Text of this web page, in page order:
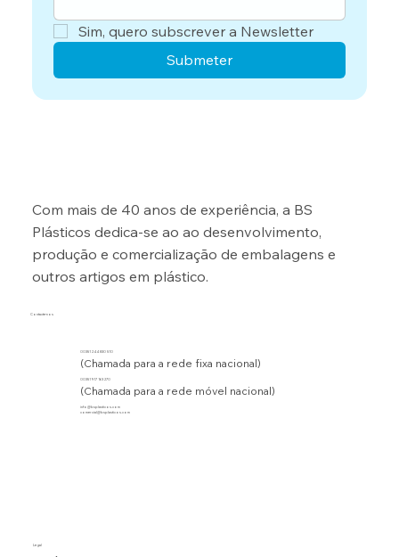
Com mais de 40 anos de experiência, a BS
Plásticos dedica-se ao ao desenvolvimento,
produção e comercialização de embalagens e
outros artigos em plástico.
Contacte-nos
00351 244 830 510
(Chamada para a rede fixa nacional)
00351 917 163 270
(Chamada para a rede móvel nacional)
info@bsplasticos.com
comercial@bsplasticos.com
Legal
Sim, quero subscrever a Newsletter
Submeter